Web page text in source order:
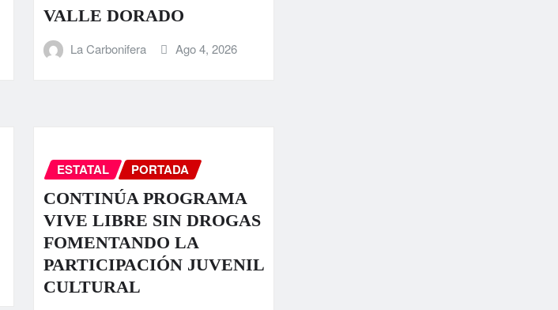
VALLE DORADO
La Carbonifera Ago 4, 2026
ESTATAL PORTADA
CONTINÚA PROGRAMA
VIVE LIBRE SIN DROGAS
FOMENTANDO LA
PARTICIPACIÓN JUVENIL
CULTURAL